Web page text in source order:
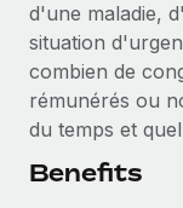
d'une maladie,
situation
combien de
rémunérés ou
du temps et
Benefits